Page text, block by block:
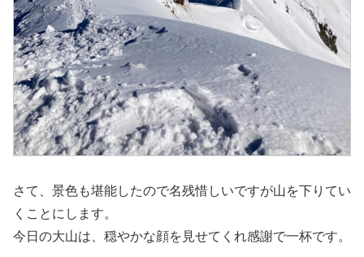
さて、景色も堪能したので名残惜しいですが山を下りてい
くことにします。
今日の大山は、穏やかな顔を見せてくれ感謝で一杯です。